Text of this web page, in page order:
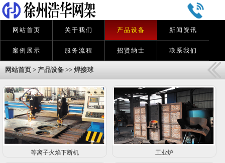
网站首页 关于我们 产品设备 新闻资讯
案例展示 服务流程 招贤纳士 联系我们
网站首页 > 产品设备 >> 焊接球
等离子火焰下断机 工业炉